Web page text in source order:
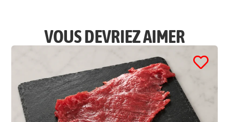
VOUS DEVRIEZ AIMER